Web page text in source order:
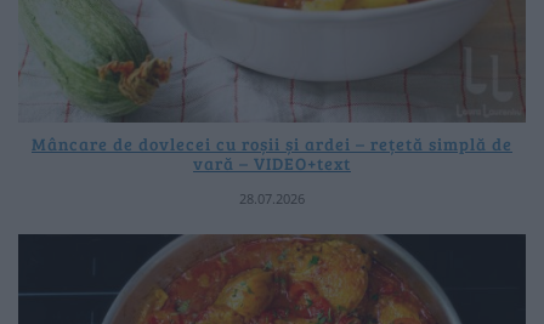
Mâncare de dovlecei cu roșii și ardei – rețetă simplă de
vară – VIDEO+text
28.07.2026